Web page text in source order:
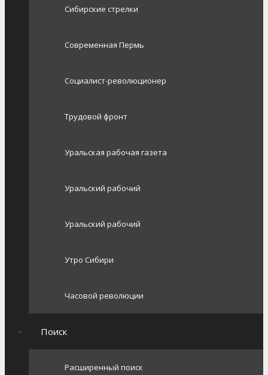
Сибирские стрелки
Современная Пермь
Социалист-революционер
Трудовой фронт
Уральская рабочая газета
Уральский рабочий
Уральский рабочий
Утро Сибири
Часовой революции
Поиск
Расширенный поиск